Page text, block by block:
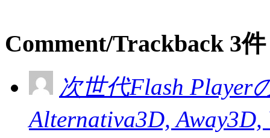
Comment/Trackback 3件
次世代Flash Player
Alternativa3D,